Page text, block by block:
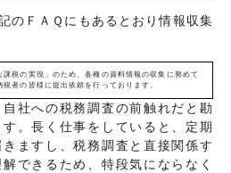
のＦＡＱにもあるとおり情報収集
税の実現」のため、各種の資料情報の収集に努めて
者の皆様に提出依頼を行っております。
社への税務調査の前触れだと勘
。長く仕事をしていると、定期
ますし、税務調査と直接関係す
できるため、特段気にならなく